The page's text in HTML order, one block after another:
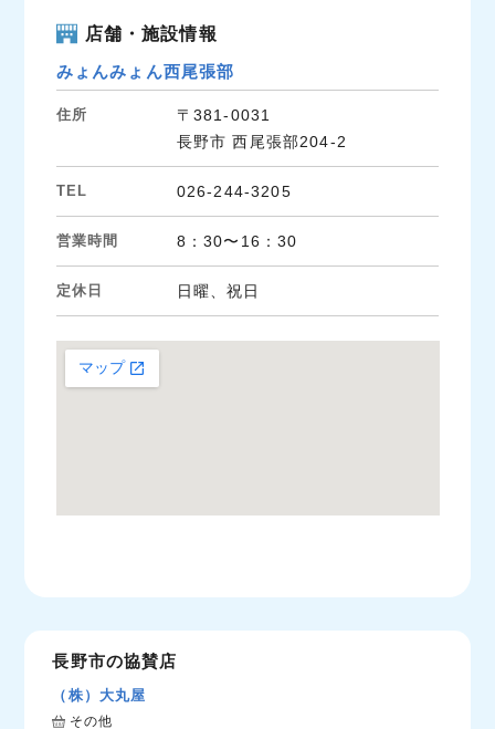
店舗・施設情報
みょんみょん西尾張部
住所
〒381-0031
長野市 西尾張部204-2
TEL 026-244-3205
営業時間 8：30〜16：30
定休日 日曜、祝日
長野市の協賛店
（株）大丸屋
その他